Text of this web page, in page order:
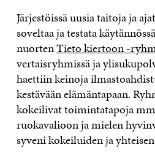
Järjestöissä uusia taitoja ja
soveltaa ja testata
nuortenTieto kiertoon -
vertaisryhmissä ja
haettiin keinoja
kestävään elämäntapaan.
kokeilivat toimintatapoja
ruokavalioon ja mielen
syveni kokeiluiden ja